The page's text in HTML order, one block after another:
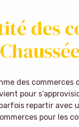
des
des commerces
pour
repartir avec
pour les